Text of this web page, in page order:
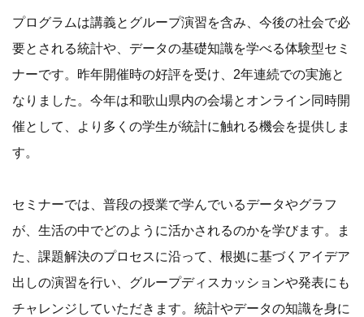
プログラムは講義とグループ演習を含み、今後の社会で必
要とされる統計や、データの基礎知識を学べる体験型セミ
ナーです。昨年開催時の好評を受け、2年連続での実施と
なりました。今年は和歌山県内の会場とオンライン同時開
催として、より多くの学生が統計に触れる機会を提供しま
す。
セミナーでは、普段の授業で学んでいるデータやグラフ
が、生活の中でどのように活かされるのかを学びます。ま
た、課題解決のプロセスに沿って、根拠に基づくアイデア
出しの演習を行い、グループディスカッションや発表にも
チャレンジしていただきます。統計やデータの知識を身に